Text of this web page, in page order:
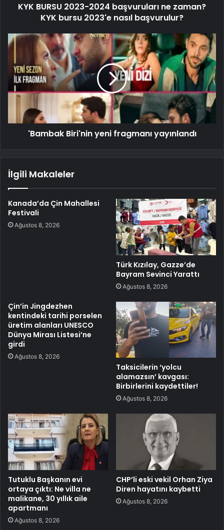
KYK BURSU 2023-2024 başvuruları ne zaman?
KYK bursu 2023'e nasıl başvurulur?
'Bambak Biri'nin yeni fragmanı yayınlandı
İlgili Makaleler
Kanada’da Çin Mahallesi
Festivali
Ağustos 8, 2026
Türk Kızılay, Gazze’de
Bayram Sevinci Yarattı
Ağustos 8, 2026
Çin’in Jingdezhen
kentindeki tarihi porselen
üretim alanları UNESCO
Dünya Mirası Listesi’ne
girdi
Ağustos 8, 2026
Taksicilerin ‘yolcu
alamazsın’ kavgası:
Birbirlerini kaydettiler!
Ağustos 8, 2026
Tutuklu Başkanın evi
ortaya çıktı: Ne villa ne
malikane, 30 yıllık aile
apartmanı
Ağustos 8, 2026
CHP’li eski vekil Orhan Ziya
Diren hayatını kaybetti
Ağustos 8, 2026